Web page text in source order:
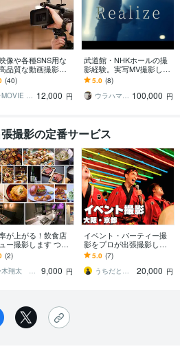
像や各種SNS用な
品質な動画撮影し
10年以上のカメラ
撮影！お気軽にご
ださい！
(40)
★MOVIE STUDIO★ 12,000 円
武道館・NHKホールの撮
影経験。実写MV撮影しま
す メジャーアーティス
ト・紅白出演アーティス
ト撮影経験
5.0 (8)
ウラハマツカサ 100,000 円
撮影の定番サービス
が上がる！飲食店
ー撮影します つい
たくなる“美味しさ
撮影
(2)
鈴木翔太 カメラマン
9,000 円
イベント・パーティー撮
影をプロが出張撮影しま
す 年間400件以上撮影の
プロカメラマンが対応
5.0 (7)
うちだとよひこ 大阪カメラマン
20,000 円